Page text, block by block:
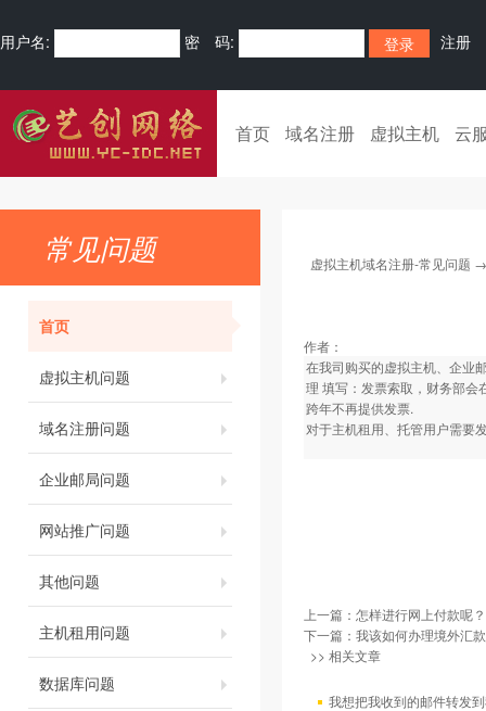
用户名: 密 码: 注册
首页 域名注册 虚拟主机 云
常见问题
首页
虚拟主机问题
域名注册问题
企业邮局问题
网站推广问题
其他问题
主机租用问题
数据库问题
虚拟主机域名注册-常见问题
作者：
在我司购买的虚拟主机、企业
理 填写：发票索取，财务部会
跨年不再提供发票.
对于主机租用、托管用户需要
上一篇： 怎样进行网上付款呢？
下一篇： 我该如何办理境外汇
>> 相关文章
我想把我收到的邮件转发